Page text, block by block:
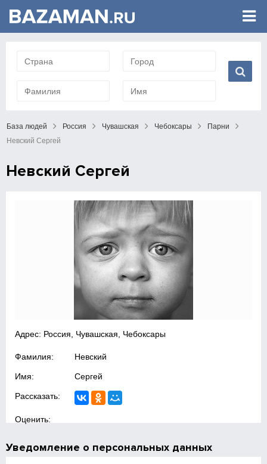
База людей Россия Чувашская Чебоксары
Парни
Невский Сергей
Невский Сергей
Адрес: Россия, Чувашская, Чебоксары
Фамилия: Невский
Имя: Сергей
Рассказать:
Оценить:
Уведомление о персональных данных